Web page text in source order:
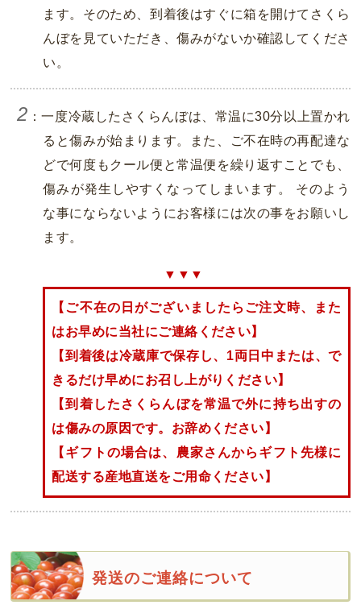
ます。そのため、到着後はすぐに箱を開けてさくら
んぼを見ていただき、傷みがないか確認してくださ
い。
2 ：一度冷蔵したさくらんぼは、常温に30分以上置かれ
ると傷みが始まります。また、ご不在時の再配達な
どで何度もクール便と常温便を繰り返すことでも、
傷みが発生しやすくなってしまいます。 そのよう
な事にならないようにお客様には次の事をお願いし
ます。
▼▼▼
【ご不在の日がございましたらご注文時、また
はお早めに当社にご連絡ください】
【到着後は冷蔵庫で保存し、1両日中または、で
きるだけ早めにお召し上がりください】
【到着したさくらんぼを常温で外に持ち出すの
は傷みの原因です。お辞めください】
【ギフトの場合は、農家さんからギフト先様に
配送する産地直送をご用命ください】
発送のご連絡について